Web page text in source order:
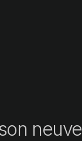
neuve